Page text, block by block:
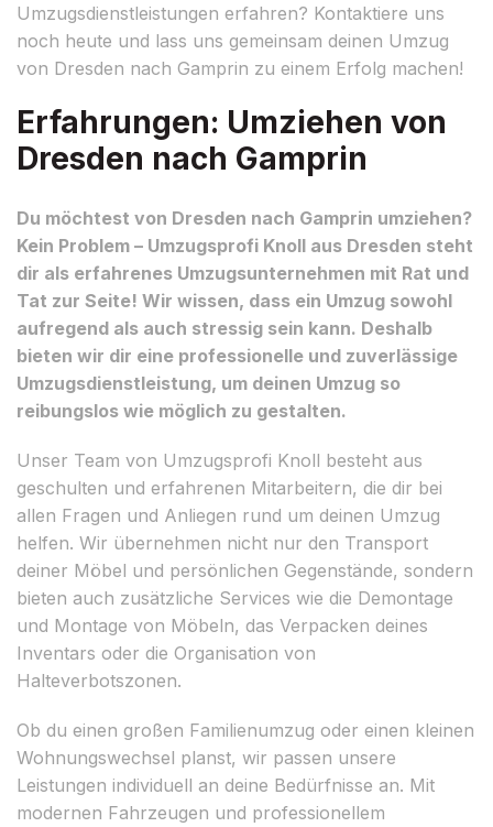
Umzugsdienstleistungen erfahren? Kontaktiere uns
noch heute und lass uns gemeinsam deinen Umzug
von Dresden nach Gamprin zu einem Erfolg machen!
Erfahrungen: Umziehen von
Dresden nach Gamprin
Du möchtest von Dresden nach Gamprin umziehen?
Kein Problem – Umzugsprofi Knoll aus Dresden steht
dir als erfahrenes Umzugsunternehmen mit Rat und
Tat zur Seite! Wir wissen, dass ein Umzug sowohl
aufregend als auch stressig sein kann. Deshalb
bieten wir dir eine professionelle und zuverlässige
Umzugsdienstleistung, um deinen Umzug so
reibungslos wie möglich zu gestalten.
Unser Team von Umzugsprofi Knoll besteht aus
geschulten und erfahrenen Mitarbeitern, die dir bei
allen Fragen und Anliegen rund um deinen Umzug
helfen. Wir übernehmen nicht nur den Transport
deiner Möbel und persönlichen Gegenstände, sondern
bieten auch zusätzliche Services wie die Demontage
und Montage von Möbeln, das Verpacken deines
Inventars oder die Organisation von
Halteverbotszonen.
Ob du einen großen Familienumzug oder einen kleinen
Wohnungswechsel planst, wir passen unsere
Leistungen individuell an deine Bedürfnisse an. Mit
modernen Fahrzeugen und professionellem